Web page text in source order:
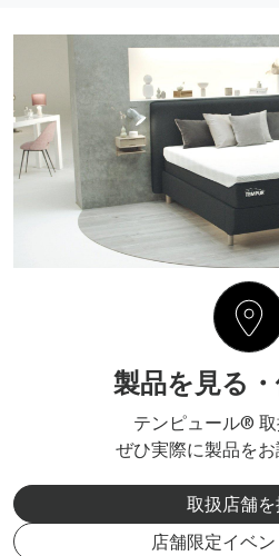
製品を見る
テンピュール® 取
ぜひ実際に製品を
取扱店舗
店舗限定イベ